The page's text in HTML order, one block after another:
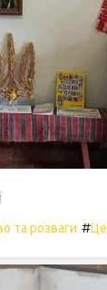
та розваги #